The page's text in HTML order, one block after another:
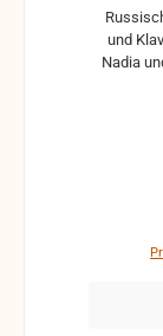
und Klavier/
Nadia und